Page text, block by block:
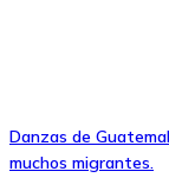
Danzas de
muchos migrantes.